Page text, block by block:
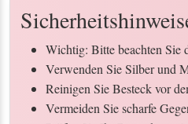
Wichtig: Bitte beachten Sie
Verwenden Sie Silber und
Reinigen Sie Besteck vor
Vermeiden Sie scharfe